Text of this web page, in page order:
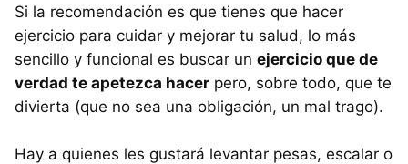
Si la recomendación es que tienes que hacer
ejercicio para cuidar y mejorar tu salud, lo más
sencillo y funcional es buscar un ejercicio que de
verdad te apetezca hacer pero, sobre todo, que te
divierta (que no sea una obligación, un mal trago).
Hay a quienes les gustará levantar pesas, escalar o